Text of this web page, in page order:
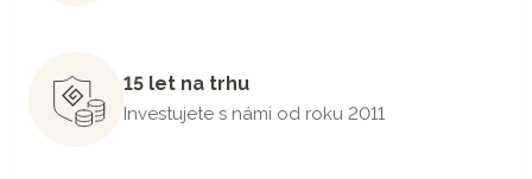
15 let na trhu
Investujete s námi od roku 2011